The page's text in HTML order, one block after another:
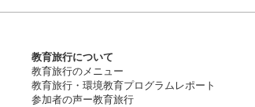
教育旅行について
教育旅行のメニュー
教育旅行・ 環境教育プログラムレポート
​参加者の声ー教育旅行